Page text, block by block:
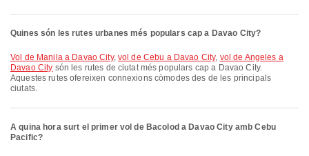
Quines són les rutes urbanes més populars cap a Davao City?
vol de Manila a Davao City, vol de Cebu a Davao City, vol de Angeles a
Davao City són les rutes de ciutat més populars cap a Davao City.
Aquestes rutes ofereixen connexions còmodes des de les principals
ciutats.
A quina hora surt el primer vol de Bacolod a Davao City amb Cebu
Pacific?